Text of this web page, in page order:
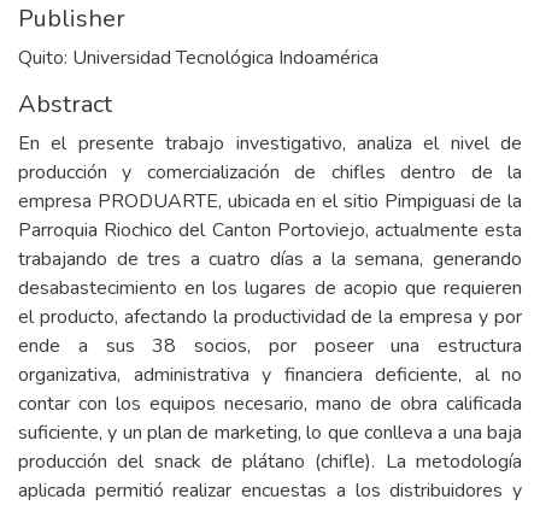
Publisher
Quito: Universidad Tecnológica Indoamérica
Abstract
En el presente trabajo investigativo, analiza el nivel de
producción y comercialización de chifles dentro de la
empresa PRODUARTE, ubicada en el sitio Pimpiguasi de la
Parroquia Riochico del Canton Portoviejo, actualmente esta
trabajando de tres a cuatro días a la semana, generando
desabastecimiento en los lugares de acopio que requieren
el producto, afectando la productividad de la empresa y por
ende a sus 38 socios, por poseer una estructura
organizativa, administrativa y financiera deficiente, al no
contar con los equipos necesario, mano de obra calificada
suficiente, y un plan de marketing, lo que conlleva a una baja
producción del snack de plátano (chifle). La metodología
aplicada permitió realizar encuestas a los distribuidores y